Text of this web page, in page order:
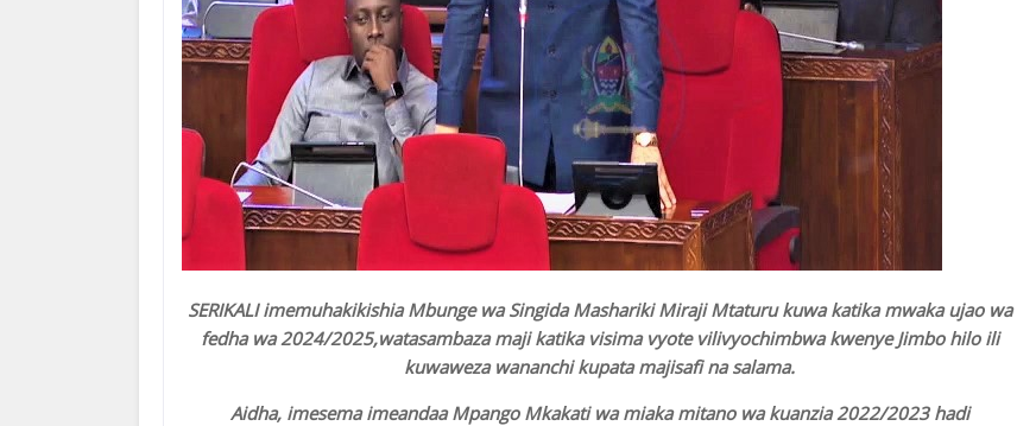
SERIKALI imemuhakikishia Mbunge wa Singida Mashariki Miraji Mtaturu kuwa katika mwaka ujao wa
fedha wa 2024/2025,watasambaza maji katika visima vyote vilivyochimbwa kwenye Jimbo hilo ili
kuwaweza wananchi kupata majisafi na salama.
Aidha, imesema imeandaa Mpango Mkakati wa miaka mitano wa kuanzia 2022/2023 hadi